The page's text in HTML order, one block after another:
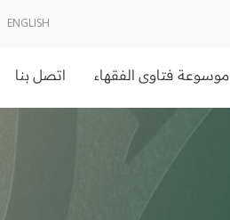
ENGLISH
موسوعة فتاوى الفقهاء اتصل بنا